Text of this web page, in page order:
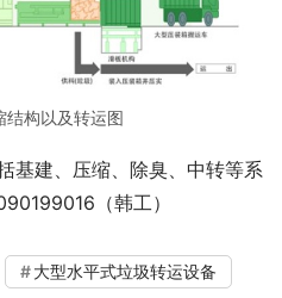
结构以及转运图
基建、压缩、除臭、中转等系
（韩工）
大型水平式垃圾转运设备